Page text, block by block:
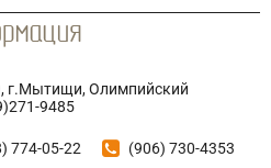
г.Мытищи, Олимпийский
9485
774-05-22 (906) 730-4353